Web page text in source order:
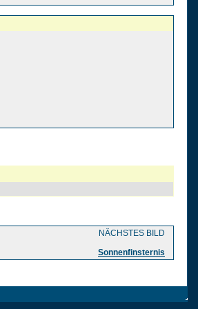
NÄCHSTES BILD
Sonnenfinsternis